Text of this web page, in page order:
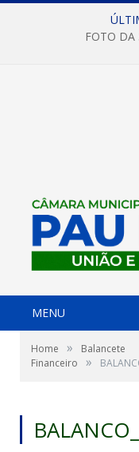
FOTO DA
MENU
Home »
Balancete
Financeiro
»